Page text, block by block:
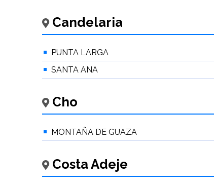
Candelaria
PUNTA LARGA
SANTA ANA
Cho
MONTAÑA DE GUAZA
Costa Adeje